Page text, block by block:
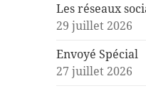
Les réseaux
29 juillet 2026
Envoyé Spécial
27 juillet 2026